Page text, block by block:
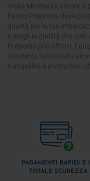
Visita MtoNauticaStore.it
Enrico Polipodio, dove
qualità per la tua
e scegli la qualità che
Polipodio può offrirti.
resistenti, funzionali e
tranquillità e prestazioni
PAGAMENTI RAPIDI E
TOTALE SCUREZZA